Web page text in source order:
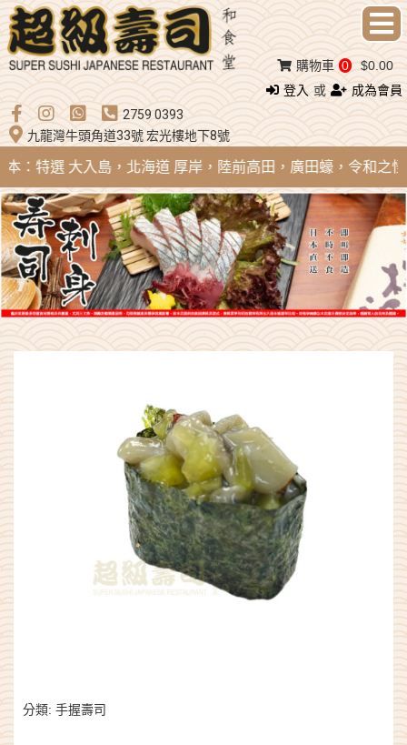
登入 或
成為會員
2759 0393
九龍灣牛頭角道33號 宏光樓地下8號
購物車 0 $0.00
：特選 大入島，北海道 厚岸，陸前高田，廣田蠔，令和之
分類: 手握壽司